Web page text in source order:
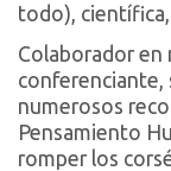
todo),
Colaborador en
conferenciante,
numerosos
Pensamiento
romper los